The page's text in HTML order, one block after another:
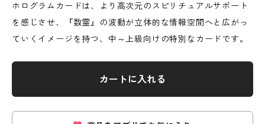
ホログラムカードは、より高次元のスピリチュアルサポート
を感じさせ、『数霊』の波動が立体的な情報空間へと広がっ
ていくイメージを持つ、中～上級向けの特別なカードです。
カートに入れる